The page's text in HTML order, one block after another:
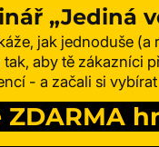
„Jediná
jak jednoduše (a
aby tě zákazníci
- a začali si vybírat